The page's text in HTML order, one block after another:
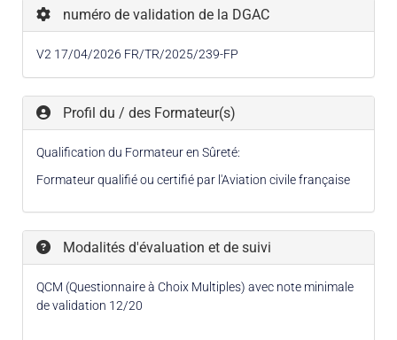
numéro de validation de la DGAC
V2 17/04/2026 FR/TR/2025/239-FP
Profil du / des Formateur(s)
Qualification du Formateur en Sûreté:
Formateur qualifié ou certifié par l'Aviation civile française
Modalités d'évaluation et de suivi
QCM (Questionnaire à Choix Multiples) avec note minimale
de validation 12/20